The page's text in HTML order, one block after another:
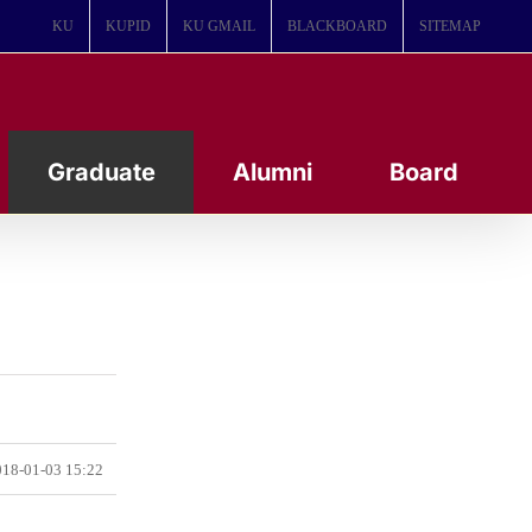
KU KUPID KU GMAIL BLACKBOARD SITEMAP
Graduate Alumni Board
01-03 15:22